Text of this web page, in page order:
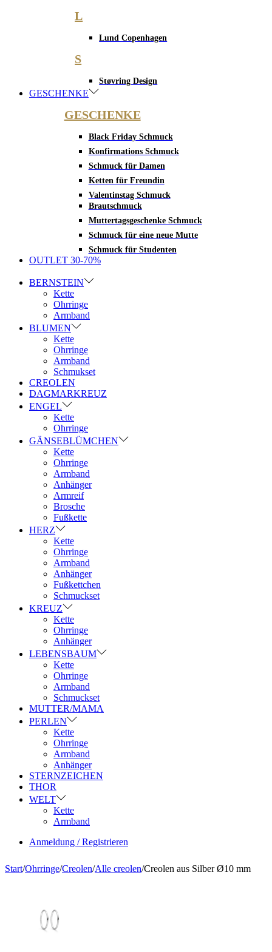
L
Lund Copenhagen
S
Støvring Design
GESCHENKE
GESCHENKE
Black Friday Schmuck
Konfirmations Schmuck
Schmuck für Damen
Ketten für Freundin
Valentinstag Schmuck
Brautschmuck
Muttertagsgeschenke Schmuck
Schmuck für eine neue Mutte
Schmuck für Studenten
OUTLET 30-70%
BERNSTEIN
Kette
Ohrringe
Armband
BLUMEN
Kette
Ohrringe
Armband
Schmukset
CREOLEN
DAGMARKREUZ
ENGEL
Kette
Ohrringe
GÄNSEBLÜMCHEN
Kette
Ohrringe
Armband
Anhänger
Armreif
Brosche
Fußkette
HERZ
Kette
Ohrringe
Armband
Anhänger
Fußkettchen
Schmuckset
KREUZ
Kette
Ohrringe
Anhänger
LEBENSBAUM
Kette
Ohrringe
Armband
Schmuckset
MUTTER/MAMA
PERLEN
Kette
Ohrringe
Armband
Anhänger
STERNZEICHEN
THOR
WELT
Kette
Armband
Anmeldung / Registrieren
Start/Ohrringe/Creolen/Alle creolen/Creolen aus Silber Ø10 mm